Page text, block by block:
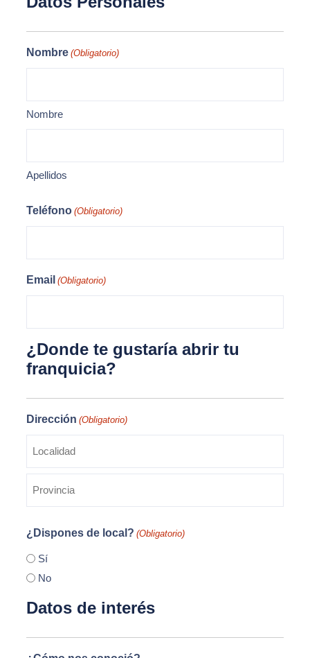
Nombre (Obligatorio)
Nombre
Apellidos
Teléfono (Obligatorio)
Email (Obligatorio)
¿Donde te gustaría abrir tu
franquicia?
Dirección (Obligatorio)
/
Provincia
/
¿Dispones de local? (Obligatorio)
Sí
No
Datos de interés